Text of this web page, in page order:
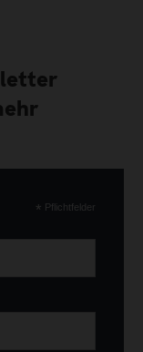
* Pflichtfelder